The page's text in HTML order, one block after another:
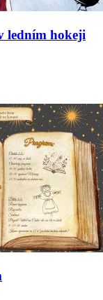
ledním hokeji